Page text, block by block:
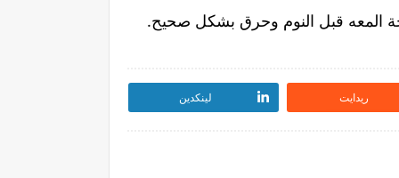
ريدايت لينكدين